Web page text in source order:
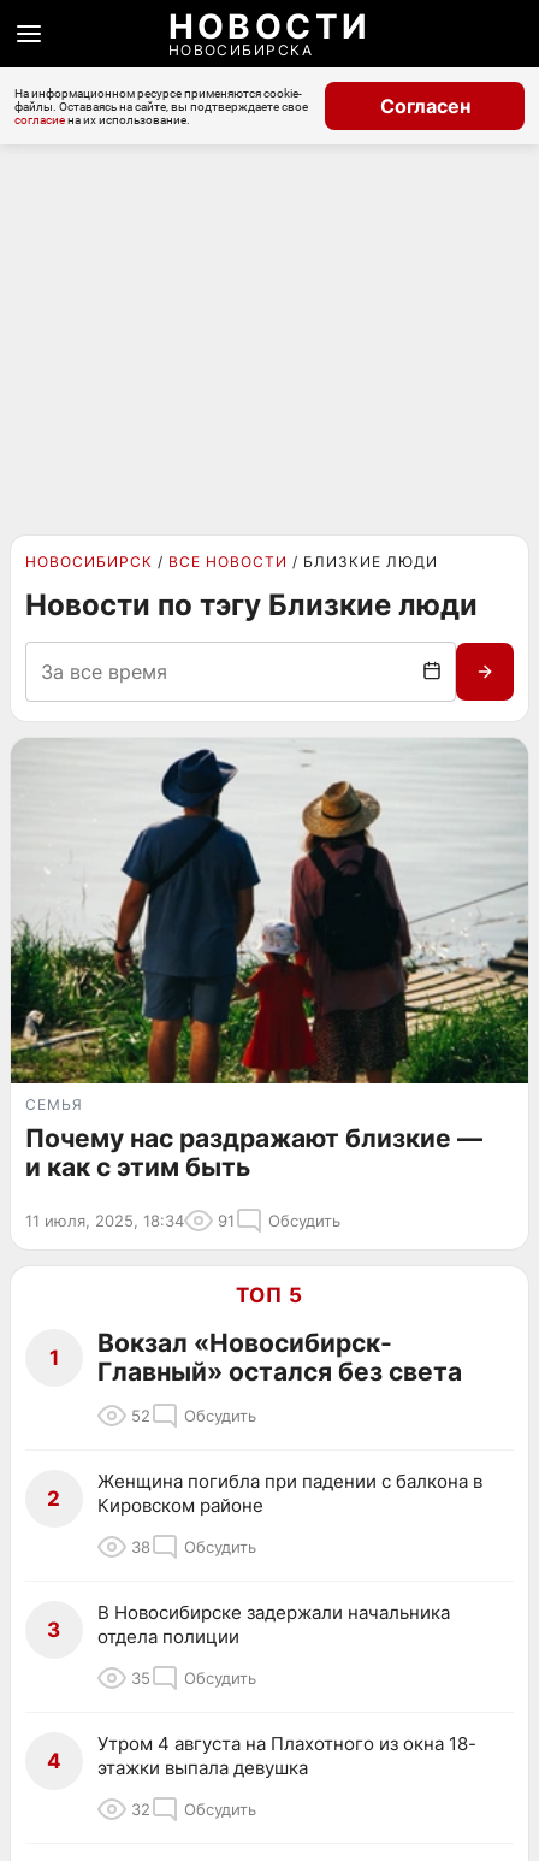
НОВОСТИ
НОВОСИБИРСКА
На информационном ресурсе применяются cookie-
файлы. Оставаясь на сайте, вы подтверждаете свое
согласиена их использование.
Согласен
НОВОСИБИРСК ВСЕ НОВОСТИ БЛИЗКИЕ ЛЮДИ
Новости по тэгу Близкие люди
СЕМЬЯ
Почему нас раздражают близкие —
и как с этим быть
11 июля, 2025, 18:34 91 Обсудить
ТОП 5
1
Вокзал «Новосибирск-
Главный» остался без света
52 Обсудить
2
Женщина погибла при падении с балкона в
Кировском районе
38 Обсудить
3
В Новосибирске задержали начальника
отдела полиции
35 Обсудить
4
Утром 4 августа на Плахотного из окна 18-
этажки выпала девушка
32 Обсудить